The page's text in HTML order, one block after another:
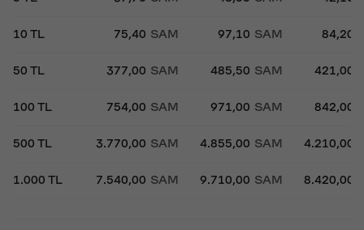
10 TL 75,40 SAM 97,10 SAM 84,20
50 TL 377,00 SAM 485,50 SAM 421,00
100 TL 754,00 SAM 971,00 SAM 842,00
500 TL 3.770,00 SAM 4.855,00 SAM 4.210,00
1.000 TL 7.540,00 SAM 9.710,00 SAM 8.420,00